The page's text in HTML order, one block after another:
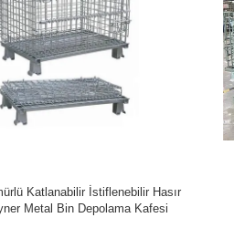
Hasır Konteyner Endüstriyel
Depolama Hasır Kafes